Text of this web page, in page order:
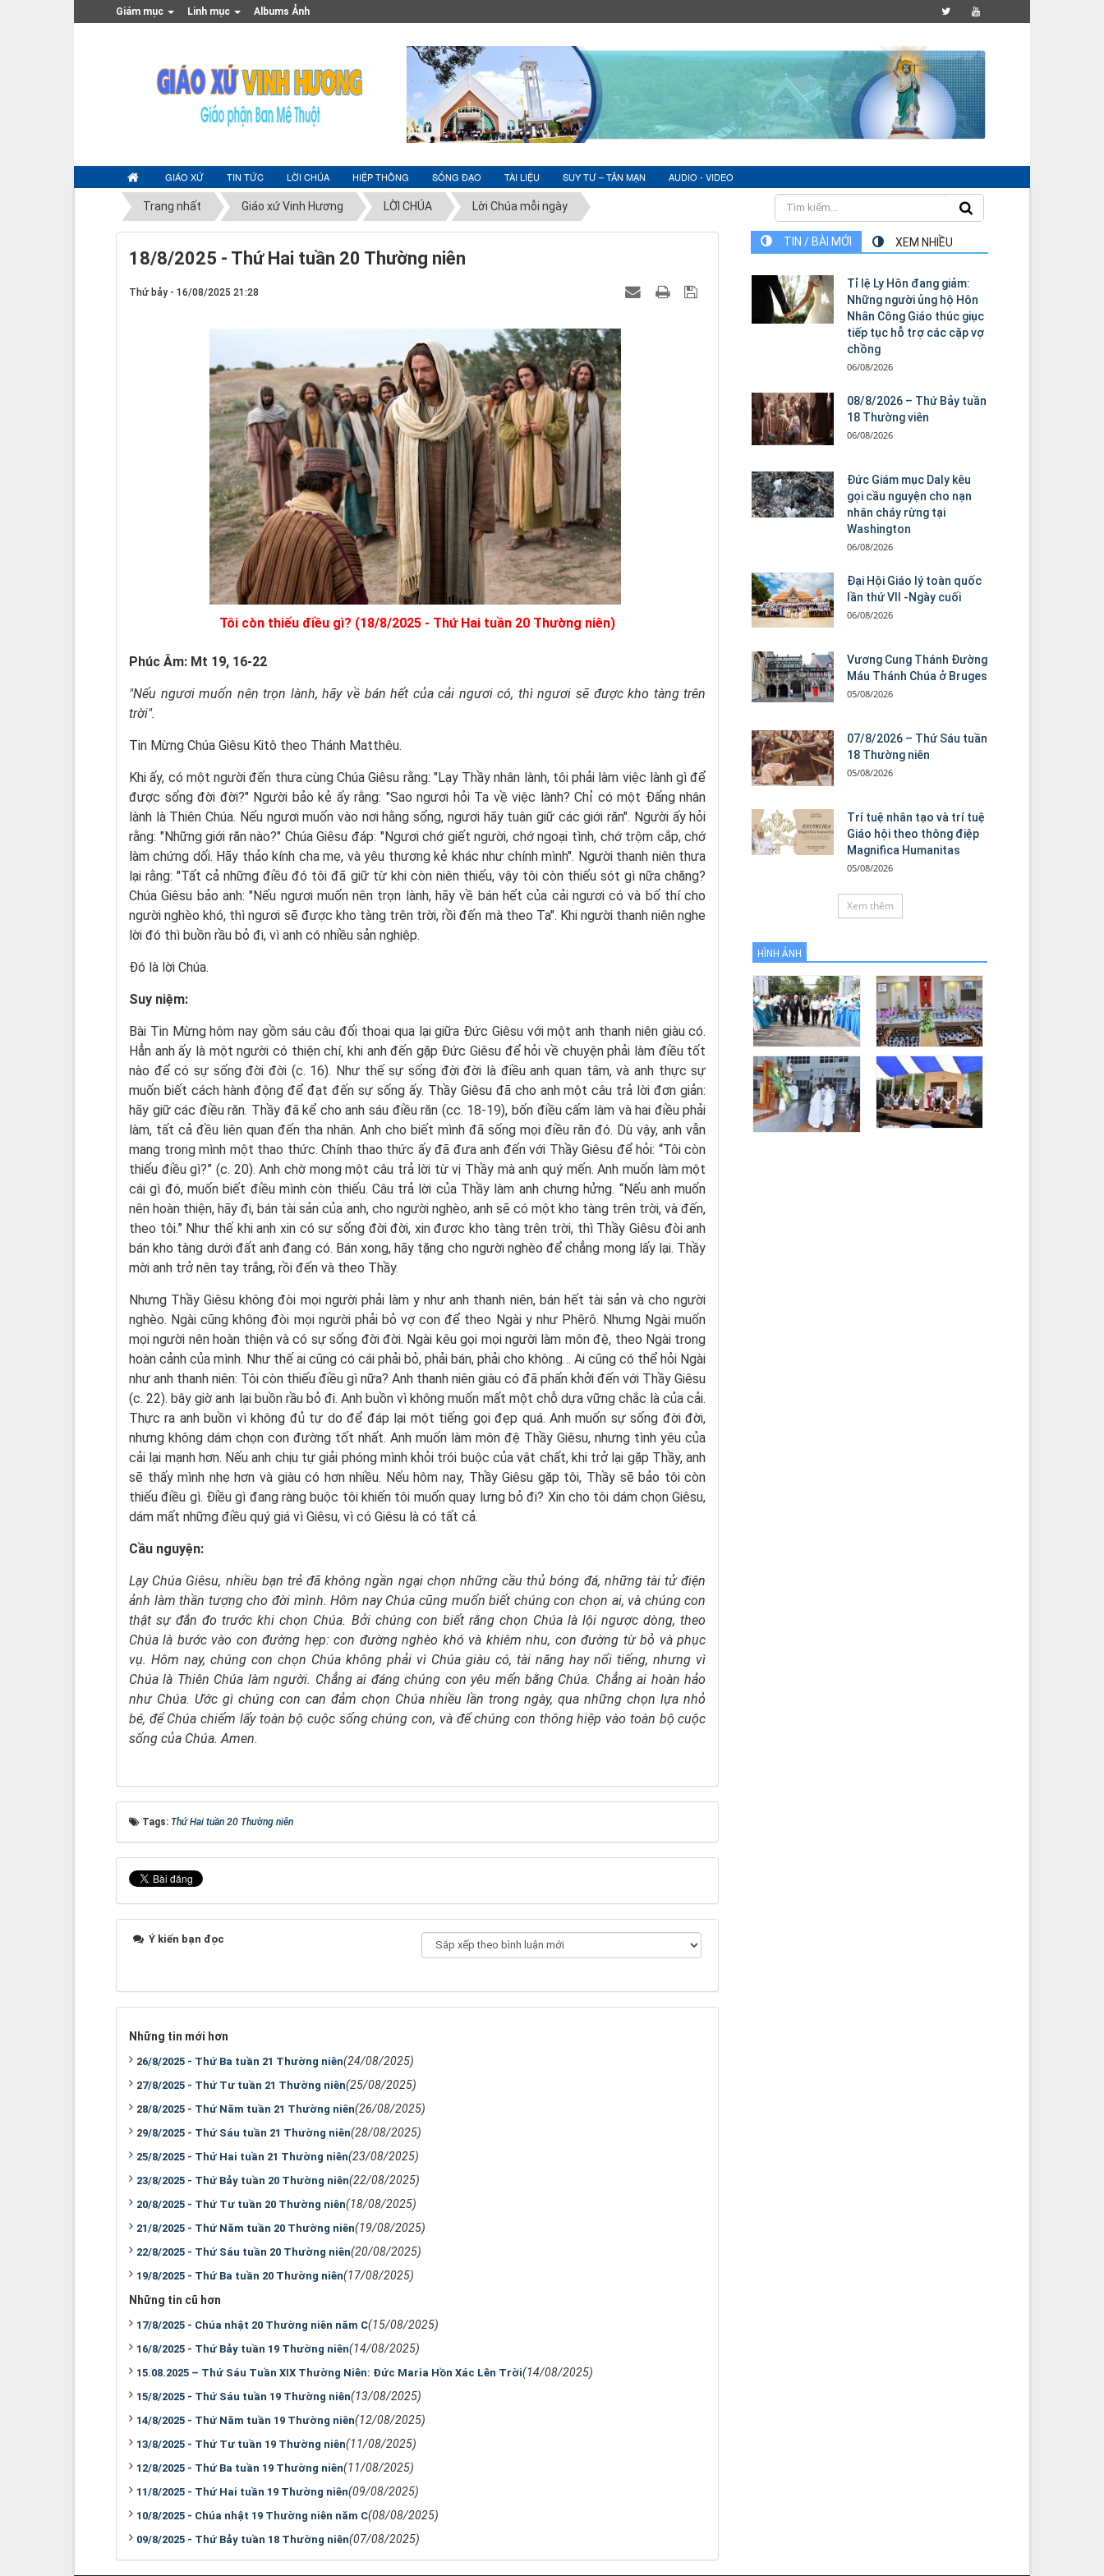
Giám mục Linh mục Albums Ảnh
GIÁO XỨ TIN TỨC LỜI CHÚA HIỆP THÔNG SỐNG ĐẠO TÀI LIỆU SUY TƯ – TẢN MẠN AUDIO - VIDEO
Trang nhất Giáo xứ Vinh Hương LỜI CHÚA Lời Chúa mỗi ngày
18/8/2025 - Thứ Hai tuần 20 Thường niên
Thứ bảy - 16/08/2025 21:28
Tôi còn thiếu điều gì? (18/8/2025 - Thứ Hai tuần 20 Thường niên)
Phúc Âm: Mt 19, 16-22
"Nếu ngươi muốn nên trọn lành, hãy về bán hết của cải ngươi có, thì ngươi sẽ được kho tàng trên
trời".
Tin Mừng Chúa Giêsu Kitô theo Thánh Matthêu.
Khi ấy, có một người đến thưa cùng Chúa Giêsu rằng: "Lạy Thầy nhân lành, tôi phải làm việc lành gì để
được sống đời đời?" Người bảo kẻ ấy rằng: "Sao ngươi hỏi Ta về việc lành? Chỉ có một Ðấng nhân
lành là Thiên Chúa. Nếu ngươi muốn vào nơi hằng sống, ngươi hãy tuân giữ các giới răn". Người ấy hỏi
rằng: "Những giới răn nào?" Chúa Giêsu đáp: "Ngươi chớ giết người, chớ ngoại tình, chớ trộm cắp, chớ
làm chứng dối. Hãy thảo kính cha mẹ, và yêu thương kẻ khác như chính mình". Người thanh niên thưa
lại rằng: "Tất cả những điều đó tôi đã giữ từ khi còn niên thiếu, vậy tôi còn thiếu sót gì nữa chăng?
Chúa Giêsu bảo anh: "Nếu ngươi muốn nên trọn lành, hãy về bán hết của cải ngươi có và bố thí cho
người nghèo khó, thì ngươi sẽ được kho tàng trên trời, rồi đến mà theo Ta". Khi người thanh niên nghe
lời đó thì buồn rầu bỏ đi, vì anh có nhiều sản nghiệp.
Ðó là lời Chúa.
Suy niệm:
Bài Tin Mừng hôm nay gồm sáu câu đối thoại qua lại giữa Đức Giêsu với một anh thanh niên giàu có.
Hẳn anh ấy là một người có thiện chí, khi anh đến gặp Đức Giêsu để hỏi về chuyện phải làm điều tốt
nào để có sự sống đời đời (c. 16). Như thế sự sống đời đời là điều anh quan tâm, và anh thực sự
muốn biết cách hành động để đạt đến sự sống ấy. Thầy Giêsu đã cho anh một câu trả lời đơn giản:
hãy giữ các điều răn. Thầy đã kể cho anh sáu điều răn (cc. 18-19), bốn điều cấm làm và hai điều phải
làm, tất cả đều liên quan đến tha nhân. Anh cho biết mình đã sống mọi điều răn đó. Dù vậy, anh vẫn
mang trong mình một thao thức. Chính thao thức ấy đã đưa anh đến với Thầy Giêsu để hỏi: “Tôi còn
thiếu điều gì?” (c. 20). Anh chờ mong một câu trả lời từ vị Thầy mà anh quý mến. Anh muốn làm một
cái gì đó, muốn biết điều mình còn thiếu. Câu trả lời của Thầy làm anh chưng hửng. “Nếu anh muốn
nên hoàn thiện, hãy đi, bán tài sản của anh, cho người nghèo, anh sẽ có một kho tàng trên trời, và đến,
theo tôi.” Như thế khi anh xin có sự sống đời đời, xin được kho tàng trên trời, thì Thầy Giêsu đòi anh
bán kho tàng dưới đất anh đang có. Bán xong, hãy tặng cho người nghèo để chẳng mong lấy lại. Thầy
mời anh trở nên tay trắng, rồi đến và theo Thầy.
Nhưng Thầy Giêsu không đòi mọi người phải làm y như anh thanh niên, bán hết tài sản và cho người
nghèo. Ngài cũng không đòi mọi người phải bỏ vợ con để theo Ngài y như Phêrô. Nhưng Ngài muốn
mọi người nên hoàn thiện và có sự sống đời đời. Ngài kêu gọi mọi người làm môn đệ, theo Ngài trong
hoàn cảnh của mình. Như thế ai cũng có cái phải bỏ, phải bán, phải cho không… Ai cũng có thể hỏi Ngài
như anh thanh niên: Tôi còn thiếu điều gì nữa? Anh thanh niên giàu có đã phấn khởi đến với Thầy Giêsu
(c. 22). bây giờ anh lại buồn rầu bỏ đi. Anh buồn vì không muốn mất một chỗ dựa vững chắc là của cải.
Thực ra anh buồn vì không đủ tự do để đáp lại một tiếng gọi đẹp quá. Anh muốn sự sống đời đời,
nhưng không dám chọn con đường tốt nhất. Anh muốn làm môn đệ Thầy Giêsu, nhưng tình yêu của
cải lại mạnh hơn. Nếu anh chịu tự giải phóng mình khỏi trói buộc của vật chất, khi trở lại gặp Thầy, anh
sẽ thấy mình nhẹ hơn và giàu có hơn nhiều. Nếu hôm nay, Thầy Giêsu gặp tôi, Thầy sẽ bảo tôi còn
thiếu điều gì. Điều gì đang ràng buộc tôi khiến tôi muốn quay lưng bỏ đi? Xin cho tôi dám chọn Giêsu,
dám mất những điều quý giá vì Giêsu, vì có Giêsu là có tất cả.
Cầu nguyện:
Lạy Chúa Giêsu, nhiều bạn trẻ đã không ngần ngại chọn những cầu thủ bóng đá, những tài tử điện
ảnh làm thần tượng cho đời mình.Hôm nay Chúa cũng muốn biết chúng con chọn ai, và chúng con
thật sự đắn đotrước khi chọn Chúa. Bởi chúng con biết rằng chọn Chúa là lội ngược dòng,theo
Chúa là bước vào con đường hẹp:con đường nghèo khó và khiêm nhu, con đường từ bỏ và phục
vụ.Hôm nay, chúng con chọn Chúakhông phải vì Chúa giàu có,tài năng hay nổi tiếng,nhưng vì
Chúa là Thiên Chúa làm người. Chẳng ai đáng chúng con yêu mến bằng Chúa. Chẳng ai hoàn hảo
như Chúa. Ước gì chúng con can đảm chọn Chúanhiều lần trong ngày,qua những chọn lựa nhỏ
bé, để Chúa chiếm lấy toàn bộ cuộc sống chúng con, và để chúng con thông hiệp vào toàn bộ cuộc
sống của Chúa. Amen.
Tags: Thứ Hai tuần 20 Thường niên
Ý kiến bạn đọc
Những tin mới hơn
26/8/2025 - Thứ Ba tuần 21 Thường niên(24/08/2025)
27/8/2025 - Thứ Tư tuần 21 Thường niên(25/08/2025)
28/8/2025 - Thứ Năm tuần 21 Thường niên(26/08/2025)
29/8/2025 - Thứ Sáu tuần 21 Thường niên(28/08/2025)
25/8/2025 - Thứ Hai tuần 21 Thường niên(23/08/2025)
23/8/2025 - Thứ Bảy tuần 20 Thường niên(22/08/2025)
20/8/2025 - Thứ Tư tuần 20 Thường niên(18/08/2025)
21/8/2025 - Thứ Năm tuần 20 Thường niên(19/08/2025)
22/8/2025 - Thứ Sáu tuần 20 Thường niên(20/08/2025)
19/8/2025 - Thứ Ba tuần 20 Thường niên(17/08/2025)
Những tin cũ hơn
17/8/2025 - Chúa nhật 20 Thường niên năm C(15/08/2025)
16/8/2025 - Thứ Bảy tuần 19 Thường niên(14/08/2025)
15.08.2025 – Thứ Sáu Tuần XIX Thường Niên: Đức Maria Hồn Xác Lên Trời(14/08/2025)
15/8/2025 - Thứ Sáu tuần 19 Thường niên(13/08/2025)
14/8/2025 - Thứ Năm tuần 19 Thường niên(12/08/2025)
13/8/2025 - Thứ Tư tuần 19 Thường niên(11/08/2025)
12/8/2025 - Thứ Ba tuần 19 Thường niên(11/08/2025)
11/8/2025 - Thứ Hai tuần 19 Thường niên(09/08/2025)
10/8/2025 - Chúa nhật 19 Thường niên năm C(08/08/2025)
09/8/2025 - Thứ Bảy tuần 18 Thường niên(07/08/2025)
TIN / BÀI MỚI XEM NHIỀU
Tỉ lệ Ly Hôn đang giảm:
Những người ủng hộ Hôn
Nhân Công Giáo thúc giục
tiếp tục hỗ trợ các cặp vợ
chồng
06/08/2026
08/8/2026 – Thứ Bảy tuần
18 Thường viên
06/08/2026
Đức Giám mục Daly kêu
gọi cầu nguyện cho nạn
nhân cháy rừng tại
Washington
06/08/2026
Đại Hội Giáo lý toàn quốc
lần thứ VII -Ngày cuối
06/08/2026
Vương Cung Thánh Ðường
Máu Thánh Chúa ở Bruges
05/08/2026
07/8/2026 – Thứ Sáu tuần
18 Thường niên
05/08/2026
Trí tuệ nhân tạo và trí tuệ
Giáo hội theo thông điệp
Magnifica Humanitas
05/08/2026
Xem thêm
HÌNH ẢNH